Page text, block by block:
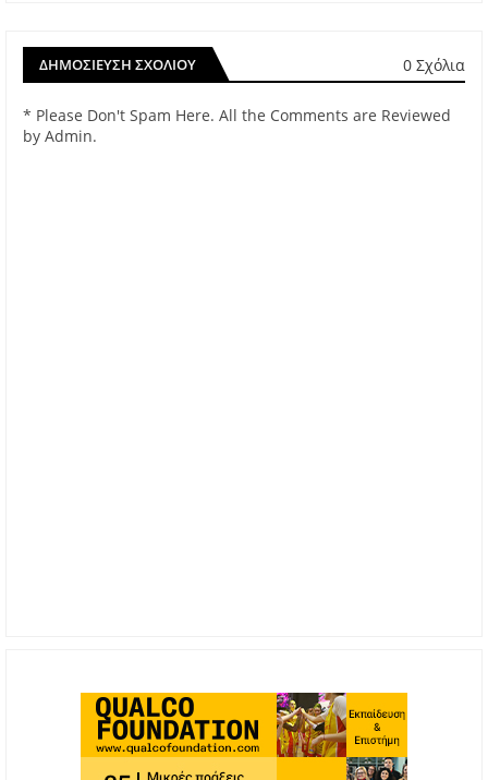
ΔΗΜΟΣΊΕΥΣΗ ΣΧΟΛΊΟΥ 0 Σχόλια
* Please Don't Spam Here. All the Comments are Reviewed
by Admin.